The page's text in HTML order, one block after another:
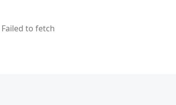
Failed to fetch